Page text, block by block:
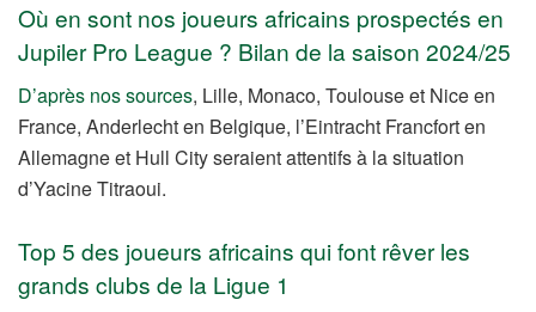
Où en sont nos joueurs africains prospectés en
Jupiler Pro League ? Bilan de la saison 2024/25
D’après nos sources, Lille, Monaco, Toulouse et Nice en
France, Anderlecht en Belgique, l’Eintracht Francfort en
Allemagne et Hull City seraient attentifs à la situation
d’Yacine Titraoui.
Top 5 des joueurs africains qui font rêver les
grands clubs de la Ligue 1